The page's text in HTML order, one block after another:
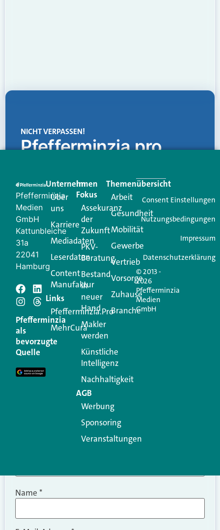
NICHT VERPASSEN!
Pfefferminzia.pro
Creator für Ihre Kundenkommunikation. Alles, was
Ihren Vertriebsalltag leichter macht. Mit nur einem
Login.
Jetzt anmelden
Schreiben Sie einen
Kommentar
Ihre E-Mail-Adresse wird nicht veröffentlicht.
Erforderliche Felder sind mit
Kommentar
Name *
Pfefferminzia
Medien
GmbH
Kattunbleiche
31a
22041
Hamburg
Pfefferminzia
als
bevorzugte
Quelle
Unternehmen
Über
uns
Karriere
Mediadaten
Leserdaten
Content
Manufaktur
Links
Pfefferminzia.Pro
MehrCura
Im
Fokus
Assekuranz
der
Zukunft
PKV-
Beratung
Bestand
in
neuer
Hand
Makler
werden
Künstliche
Intelligenz
Nachhaltigkeit
AGB
Werbung
Sponsoring
Veranstaltungen
Themenübersicht
Arbeit
Gesundheit
Mobilität
Gewerbe
Vertrieb
Vorsorge
Zuhause
Branche
© 2013 -
2026
Pfefferminzia
Medien
GmbH
Consent Einstellungen
Nutzungsbedingungen
Impressum
Datenschutzerklärung